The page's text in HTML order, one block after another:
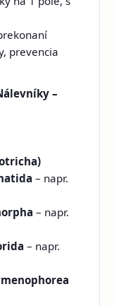
prevencia
–
– napr.
– napr.
– napr.